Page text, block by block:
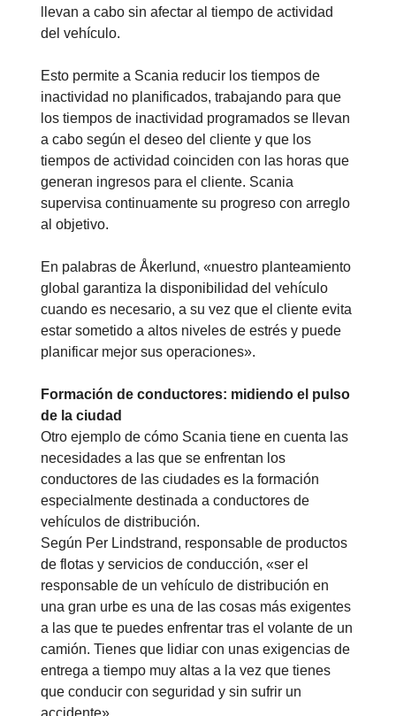
llevan a cabo sin afectar al tiempo de actividad
del vehículo.
Esto permite a Scania reducir los tiempos de
inactividad no planificados, trabajando para que
los tiempos de inactividad programados se llevan
a cabo según el deseo del cliente y que los
tiempos de actividad coinciden con las horas que
generan ingresos para el cliente. Scania
supervisa continuamente su progreso con arreglo
al objetivo.
En palabras de Åkerlund, «nuestro planteamiento
global garantiza la disponibilidad del vehículo
cuando es necesario, a su vez que el cliente evita
estar sometido a altos niveles de estrés y puede
planificar mejor sus operaciones».
Formación de conductores: midiendo el pulso
de la ciudad
Otro ejemplo de cómo Scania tiene en cuenta las
necesidades a las que se enfrentan los
conductores de las ciudades es la formación
especialmente destinada a conductores de
vehículos de distribución.
Según Per Lindstrand, responsable de productos
de flotas y servicios de conducción, «ser el
responsable de un vehículo de distribución en
una gran urbe es una de las cosas más exigentes
a las que te puedes enfrentar tras el volante de un
camión. Tienes que lidiar con unas exigencias de
entrega a tiempo muy altas a la vez que tienes
que conducir con seguridad y sin sufrir un
accidente».